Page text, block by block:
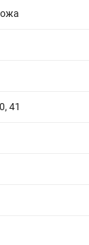
41